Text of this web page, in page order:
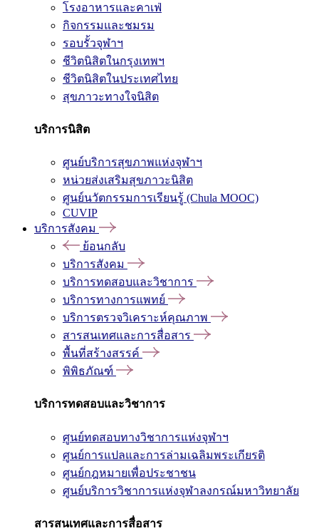
โรงอาหารและคาเฟ่
กิจกรรมและชมรม
รอบรั้วจุฬาฯ
ชีวิตนิสิตในกรุงเทพฯ
ชีวิตนิสิตในประเทศไทย
สุขภาวะทางใจนิสิต
บริการนิสิต
ศูนย์บริการสุขภาพแห่งจุฬาฯ
หน่วยส่งเสริมสุขภาวะนิสิต
ศูนย์นวัตกรรมการเรียนรู้ (Chula MOOC)
CUVIP
บริการสังคม
ย้อนกลับ
บริการสังคม
บริการทดสอบและวิชาการ
บริการทางการแพทย์
บริการตรวจวิเคราะห์คุณภาพ
สารสนเทศและการสื่อสาร
พื้นที่สร้างสรรค์
พิพิธภัณฑ์
บริการทดสอบและวิชาการ
ศูนย์ทดสอบทางวิชาการแห่งจุฬาฯ
ศูนย์การแปลและการล่ามเฉลิมพระเกียรติ
ศูนย์กฎหมายเพื่อประชาชน
ศูนย์บริการวิชาการแห่งจุฬาลงกรณ์มหาวิทยาลัย
สารสนเทศและการสื่อสาร